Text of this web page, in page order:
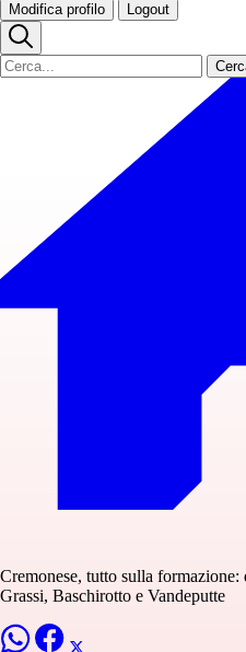
Modifica profilo Logout
Cremonese, tutto sulla
Grassi, Baschirotto e Vandeputte